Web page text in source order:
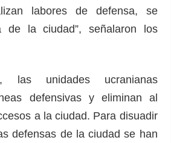
labores de defensa, se
de la ciudad”, señalaron los
las unidades ucranianas
defensivas y eliminan al
a la ciudad. Para disuadir
defensas de la ciudad se han